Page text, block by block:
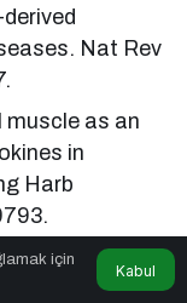
Nat Rev
muscle as an
in
Harb
exercise-
and
için
Kabul